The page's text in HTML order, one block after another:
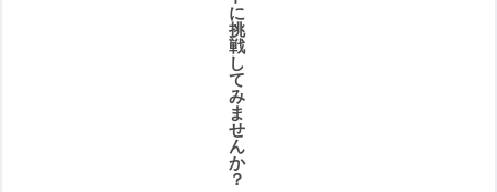
に
挑
戦
し
て
み
ま
せ
ん
か
？